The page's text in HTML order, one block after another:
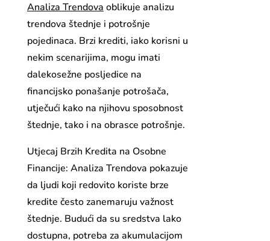
Analiza Trendova oblikuje analizu
trendova štednje i potrošnje
pojedinaca. Brzi krediti, iako korisni u
nekim scenarijima, mogu imati
dalekosežne posljedice na
financijsko ponašanje potrošača,
utječući kako na njihovu sposobnost
štednje, tako i na obrasce potrošnje.
Utjecaj Brzih Kredita na Osobne
Financije: Analiza Trendova pokazuje
da ljudi koji redovito koriste brze
kredite često zanemaruju važnost
štednje. Budući da su sredstva lako
dostupna, potreba za akumulacijom